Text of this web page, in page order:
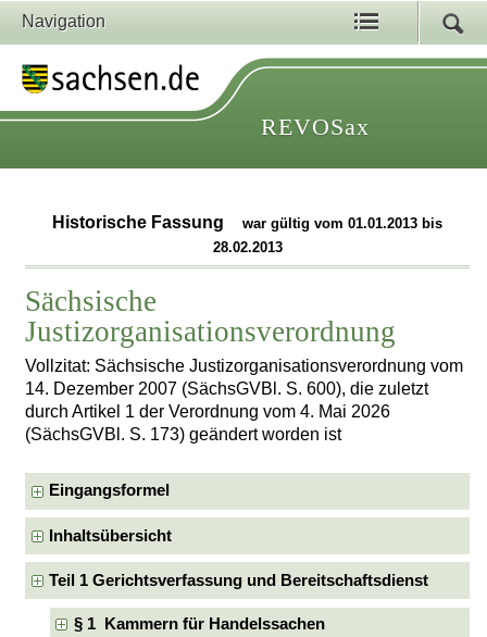
Navigation
REVOSax
Historische Fassung
war gültig vom 01.01.2013 bis
28.02.2013
Sächsische
Justizorganisationsverordnung
Vollzitat: Sächsische Justizorganisationsverordnung vom
14. Dezember 2007 (SächsGVBl. S. 600), die zuletzt
durch Artikel 1 der Verordnung vom 4. Mai 2026
(SächsGVBl. S. 173) geändert worden ist
Eingangsformel
Inhaltsübersicht
Teil 1 Gerichtsverfassung und Bereitschaftsdienst
§ 1 Kammern für Handelssachen